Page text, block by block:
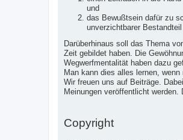
und
das Bewußtsein dafür zu
unverzichtbarer
Darüberhinaus soll das Thema
Zeit gebildet haben. Die
Wegwerfmentalität haben dazu
Man kann dies alles lernen,
Wir freuen uns auf Beiträge.
Meinungen veröffentlicht
Copyright